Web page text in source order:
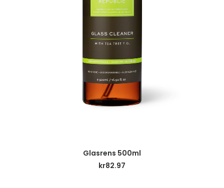
LÄGG TILL I VARUKORG
Glasrens 500ml
kr82.97